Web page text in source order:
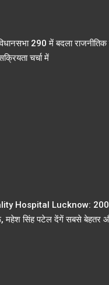
290 में बदला राजनीतिक
चर्चा में
Hospital Lucknow: 200
सिंह पटेल देंगें सबसे बेहतर